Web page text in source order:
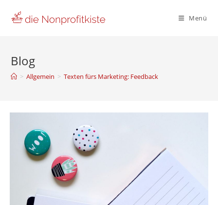
Inhalt
Menü
Blog
> Allgemein > Texten fürs Marketing: Feedback